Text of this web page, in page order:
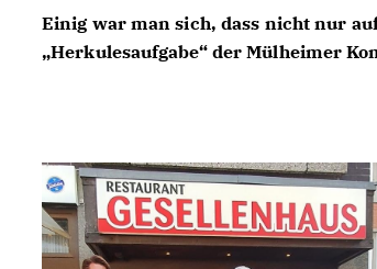
Einig war man sich, dass nicht nur
Herkulesaufgabe“ der Mülheimer